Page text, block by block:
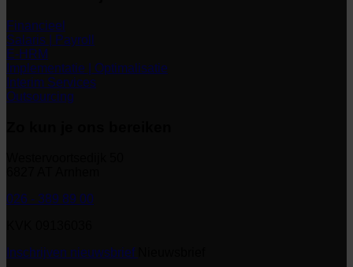
Financieel
Salaris | Payroll
E-HRM
Implementatie | Optimalisatie
Interim Services
Outsourcing
026 - 389 89 00
Inschrijven nieuwsbrief